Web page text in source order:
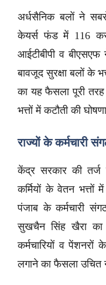
अर्धसैनिक बलों ने
केयर्स फंड में 116
आईटीबीपी व
बावजूद सुरक्षा बलों के
का यह फैसला पूरी
भत्तों में कटौती की
राज्यों के कर्मचारी
केंद्र सरकार की तर्ज
कर्मियों के वेतन भत्तों
पंजाब के कर्मचारी
सुखचैन सिंह खैरा
कर्मचारियों व
लगाने का फैसला उचित